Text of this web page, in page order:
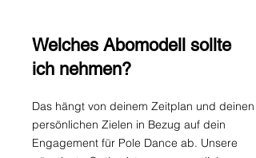
Welches Abomodell sollte
ich nehmen?
Das hängt von deinem Zeitplan und deinen
persönlichen Zielen in Bezug auf dein
Engagement für Pole Dance ab. Unsere